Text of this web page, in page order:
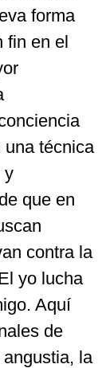
forma
fin en el
una técnica
y
que en
contra la
yo lucha
Aquí
de
la